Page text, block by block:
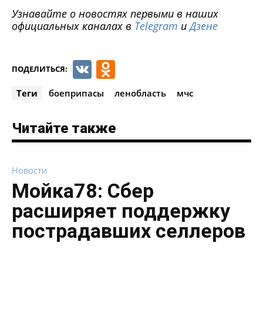
Узнавайте о новостях первыми в наших
официальных каналах в Telegram иДзене
ПОДЕЛИТЬСЯ: VK
Теги боеприпасы ленобласть мчс
Читайте также
Новости
Мойка78: Сбер
расширяет поддержку
пострадавших селлеров